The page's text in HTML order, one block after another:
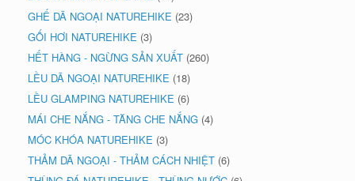
GHẾ DÃ NGOẠI NATUREHIKE (23)
GỐI HƠI NATUREHIKE (3)
HẾT HÀNG - NGỪNG SẢN XUẤT (260)
LỀU DÃ NGOẠI NATUREHIKE (18)
LỀU GLAMPING NATUREHIKE (6)
MÁI CHE NẮNG - TĂNG CHE NẮNG (4)
MÓC KHÓA NATUREHIKE (3)
THẢM DÃ NGOẠI - THẢM CÁCH NHIỆT (6)